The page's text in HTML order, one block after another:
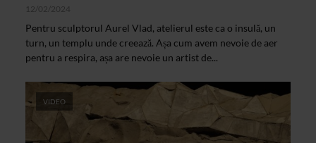
12/02/2024
Pentru sculptorul Aurel Vlad, atelierul este ca o insulă, un
turn, un templu unde creează. Așa cum avem nevoie de aer
pentru a respira, așa are nevoie un artist de...
VIDEO